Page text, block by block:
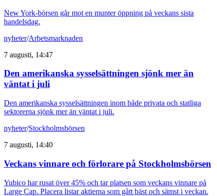
New York-börsen går mot en munter öppning på veckans sista
handelsdag.
nyheter/Arbetsmarknaden
7 augusti, 14:47
Den amerikanska sysselsättningen sjönk mer än
väntat i juli
Den amerikanska sysselsättningen inom både privata och statliga
sektorerna sjönk mer än väntat i juli.
nyheter/Stockholmsbörsen
7 augusti, 14:40
Veckans vinnare och förlorare på Stockholmsbörsen
Yubico har rusat över 45% och tar platsen som veckans vinnare på
Large Cap. Placera listar aktierna som gått bäst och sämst i veckan.